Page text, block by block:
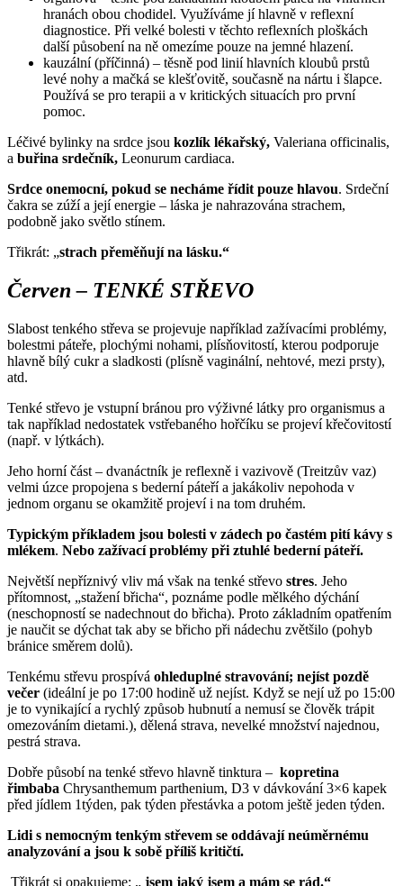
hranách obou chodidel. Využíváme jí hlavně v reflexní
diagnostice. Při velké bolesti v těchto reflexních ploškách
další působení na ně omezíme pouze na jemné hlazení.
kauzální (příčinná) – těsně pod linií hlavních kloubů prstů
levé nohy a mačká se klešťovitě, současně na nártu i šlapce.
Používá se pro terapii a v kritických situacích pro první
pomoc.
Léčivé bylinky na srdce jsou kozlík lékařský, Valeriana officinalis,
a buřina srdečník, Leonurum cardiaca.
Srdce onemocní, pokud se necháme řídit pouze hlavou. Srdeční
čakra se zúží a její energie – láska je nahrazována strachem,
podobně jako světlo stínem.
Třikrát: „strach přeměňují na lásku.“
Červen – TENKÉ STŘEVO
Slabost tenkého střeva se projevuje například zažívacími problémy,
bolestmi páteře, plochými nohami, plísňovitostí, kterou podporuje
hlavně bílý cukr a sladkosti (plísně vaginální, nehtové, mezi prsty),
atd.
Tenké střevo je vstupní bránou pro výživné látky pro organismus a
tak například nedostatek vstřebaného hořčíku se projeví křečovitostí
(např. v lýtkách).
Jeho horní část – dvanáctník je reflexně i vazivově (Treitzův vaz)
velmi úzce propojena s bederní páteří a jakákoliv nepohoda v
jednom organu se okamžitě projeví i na tom druhém.
Typickým příkladem jsou bolesti v zádech po častém pití kávy s
mlékem. Nebo zažívací problémy při ztuhlé bederní páteří.
Největší nepříznivý vliv má však na tenké střevo stres. Jeho
přítomnost, „stažení břicha“, poznáme podle mělkého dýchání
(neschopností se nadechnout do břicha). Proto základním opatřením
je naučit se dýchat tak aby se břicho při nádechu zvětšilo (pohyb
bránice směrem dolů).
Tenkému střevu prospívá ohleduplné stravování; nejíst pozdě
večer (ideální je po 17:00 hodině už nejíst. Když se nejí už po 15:00
je to vynikající a rychlý způsob hubnutí a nemusí se člověk trápit
omezováním dietami.), dělená strava, nevelké množství najednou,
pestrá strava.
Dobře působí na tenké střevo hlavně tinktura – kopretina
řimbaba Chrysanthemum parthenium, D3 v dávkování 3×6 kapek
před jídlem 1týden, pak týden přestávka a potom ještě jeden týden.
Lidi s nemocným tenkým střevem se oddávají neúměrnému
analyzování a jsou k sobě příliš kritičtí.
Třikrát si opakujeme: „ jsem jaký jsem a mám se rád.“